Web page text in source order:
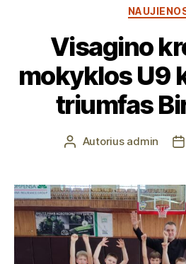
Visagino
mokyklos U9
triumfas
ĮrašoAutorius admin